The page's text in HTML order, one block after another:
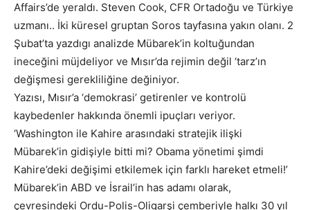
Affairs’de yeraldı. Steven Cook, CFR Ortadoğu ve Türkiye
uzmanı.. İki küresel gruptan Soros tayfasına yakın olanı. 2
Şubat’ta yazdıgı analizde Mübarek’in koltuğundan
ineceğini müjdeliyor ve Mısır’da rejimin değil ‘tarz’ın
değişmesi gerekliliğine değiniyor.
Yazısı, Mısır’a ‘demokrasi’ getirenler ve kontrolü
kaybedenler hakkında önemli ipuçları veriyor.
‘Washington ile Kahire arasındaki stratejik ilişki
Mübarek’in gidişiyle bitti mi? Obama yönetimi şimdi
Kahire’deki değişimi etkilemek için farklı hareket etmeli!’
Mübarek’in ABD ve İsrail’in has adamı olarak,
çevresindeki Ordu-Polis-Oligarşi çemberiyle halkı 30 yıl